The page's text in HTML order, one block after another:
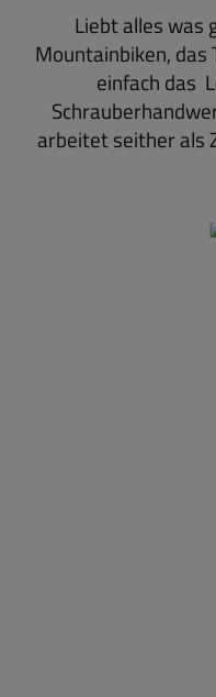
Liebt alles was
Mountainbiken, das
einfach das
arbeitet seither als